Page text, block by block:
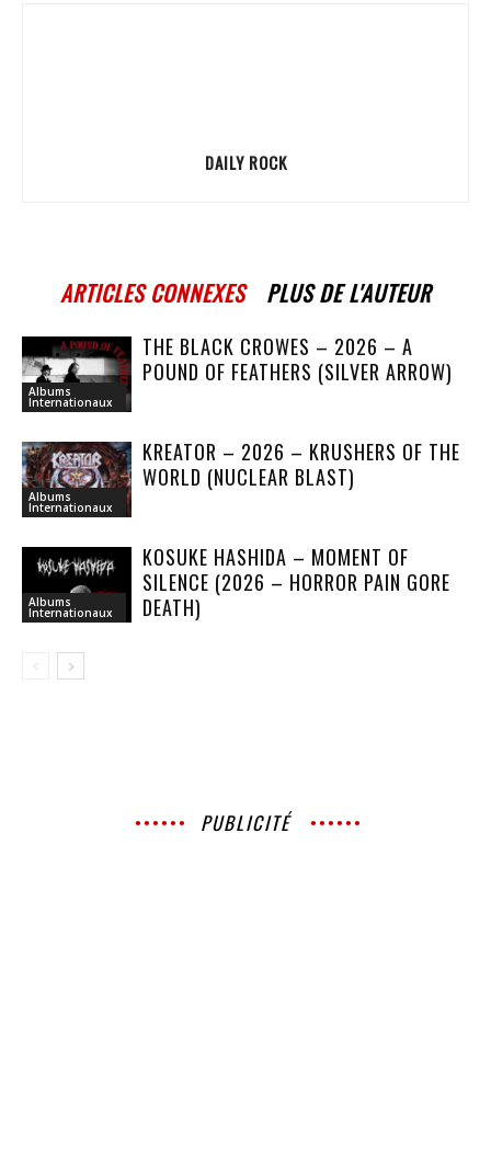
DAILY ROCK
ARTICLES CONNEXES PLUS DE L'AUTEUR
Albums
Internationaux
THE BLACK CROWES – 2026 – A
POUND OF FEATHERS (SILVER ARROW)
Albums
Internationaux
KREATOR – 2026 – KRUSHERS OF THE
WORLD (NUCLEAR BLAST)
Albums
Internationaux
KOSUKE HASHIDA – MOMENT OF
SILENCE (2026 – HORROR PAIN GORE
DEATH)
PUBLICITÉ